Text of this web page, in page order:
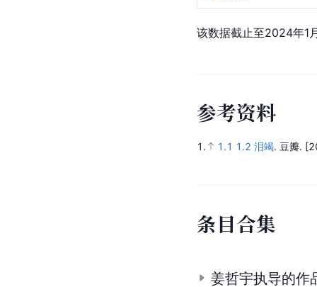
该数据截止至2024年1
参考资料
1. 1.1 1.2 泪竭. 豆瓣.
条目合集
姜哲宇执导的作